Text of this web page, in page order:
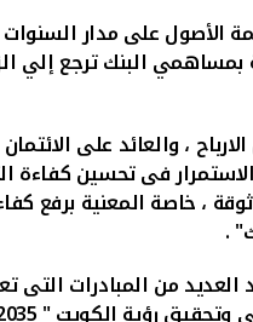
الأصول على مدار
بمساهمي البنك ترجع إلي
، والعائد على
فى تحسين كفاءة
، خاصة المعنية برفع
.
من المبادرات